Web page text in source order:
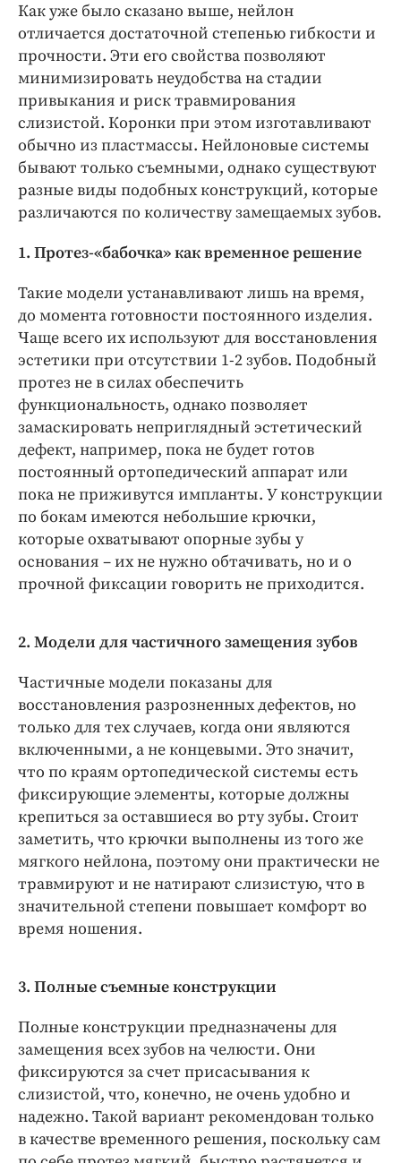
Как уже было сказано выше, нейлон
отличается достаточной степенью гибкости и
прочности. Эти его свойства позволяют
минимизировать неудобства на стадии
привыкания и риск травмирования
слизистой. Коронки при этом изготавливают
обычно из пластмассы. Нейлоновые системы
бывают только съемными, однако существуют
разные виды подобных конструкций, которые
различаются по количеству замещаемых зубов.
1. Протез-«бабочка» как временное решение
Такие модели устанавливают лишь на время,
до момента готовности постоянного изделия.
Чаще всего их используют для восстановления
эстетики при отсутствии 1-2 зубов. Подобный
протез не в силах обеспечить
функциональность, однако позволяет
замаскировать неприглядный эстетический
дефект, например, пока не будет готов
постоянный ортопедический аппарат или
пока не приживутся импланты. У конструкции
по бокам имеются небольшие крючки,
которые охватывают опорные зубы у
основания – их не нужно обтачивать, но и о
прочной фиксации говорить не приходится.
2. Модели для частичного замещения зубов
Частичные модели показаны для
восстановления разрозненных дефектов, но
только для тех случаев, когда они являются
включенными, а не концевыми. Это значит,
что по краям ортопедической системы есть
фиксирующие элементы, которые должны
крепиться за оставшиеся во рту зубы. Стоит
заметить, что крючки выполнены из того же
мягкого нейлона, поэтому они практически не
травмируют и не натирают слизистую, что в
значительной степени повышает комфорт во
время ношения.
3. Полные съемные конструкции
Полные конструкции предназначены для
замещения всех зубов на челюсти. Они
фиксируются за счет присасывания к
слизистой, что, конечно, не очень удобно и
надежно. Такой вариант рекомендован только
в качестве временного решения, поскольку сам